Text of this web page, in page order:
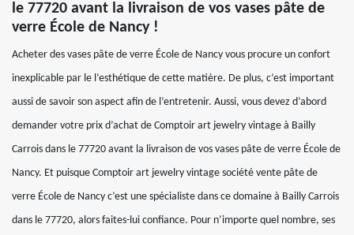
le 77720 avant la livraison de vos vases pâte de
verre École de Nancy !
Acheter des vases pâte de verre École de Nancy vous procure un confort
inexplicable par le l’esthétique de cette matière. De plus, c’est important
aussi de savoir son aspect afin de l’entretenir. Aussi, vous devez d’abord
demander votre prix d’achat de Comptoir art jewelry vintage à Bailly
Carrois dans le 77720 avant la livraison de vos vases pâte de verre École de
Nancy. Et puisque Comptoir art jewelry vintage société vente pâte de
verre École de Nancy c’est une spécialiste dans ce domaine à Bailly Carrois
dans le 77720, alors faites-lui confiance. Pour n’importe quel nombre, ses